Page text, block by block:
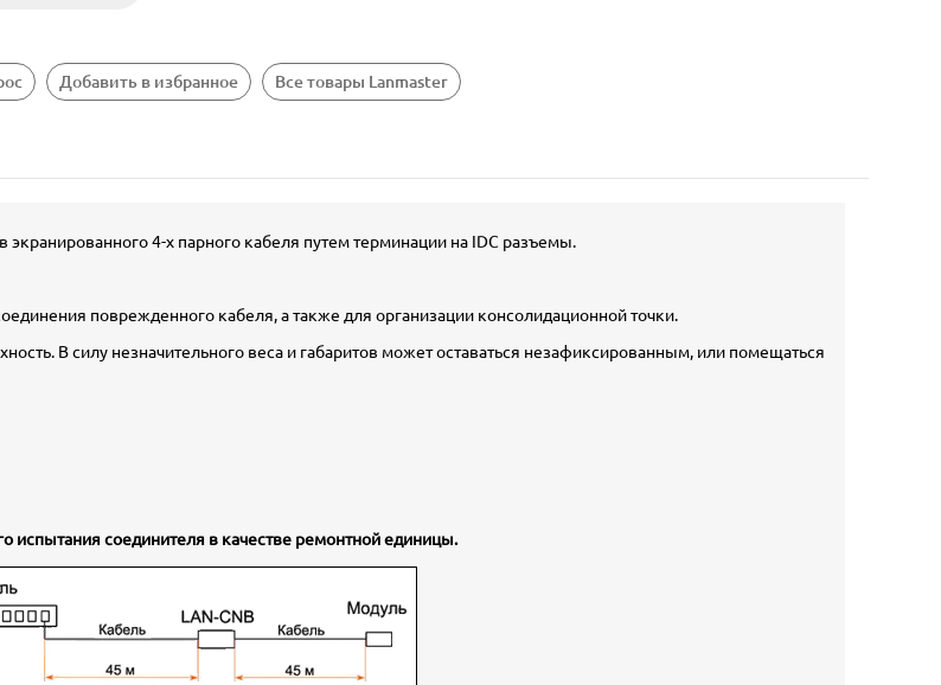
Добавить в избранное Все товары Lanmaster
4-х парного кабеля путем терминации на IDC разъемы.
поврежденного кабеля, а также для организации консолидационной точки.
В силу незначительного веса и габаритов может оставаться незафиксированным, или помещаться
испытания соединителя в качестве ремонтной единицы.